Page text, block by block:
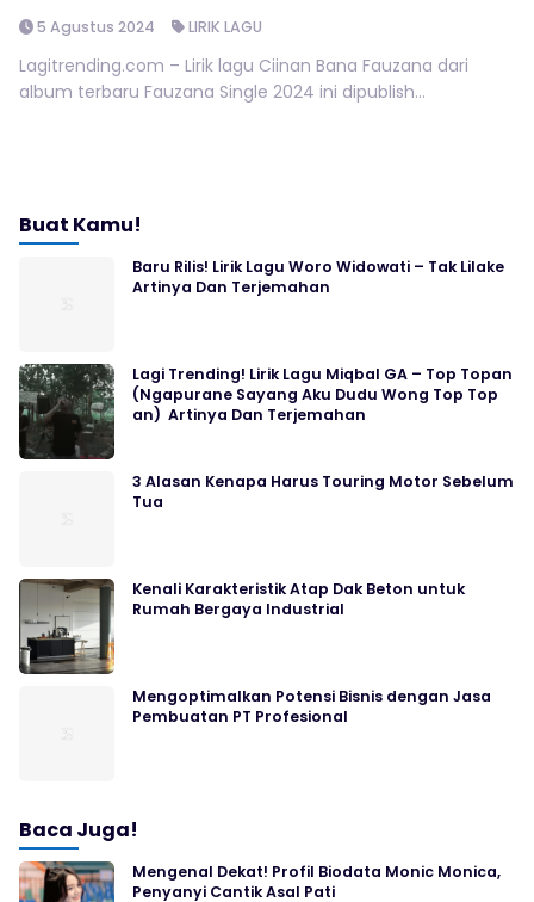
5 Agustus 2024 LIRIK LAGU
Lagitrending.com – Lirik lagu Ciinan Bana Fauzana dari
album terbaru Fauzana Single 2024 ini dipublish...
Buat Kamu!
Baru Rilis! Lirik Lagu Woro Widowati – Tak Lilake
Artinya Dan Terjemahan
Lagi Trending! Lirik Lagu Miqbal GA – Top Topan
(Ngapurane Sayang Aku Dudu Wong Top Top
an) Artinya Dan Terjemahan
3 Alasan Kenapa Harus Touring Motor Sebelum
Tua
Kenali Karakteristik Atap Dak Beton untuk
Rumah Bergaya Industrial
Mengoptimalkan Potensi Bisnis dengan Jasa
Pembuatan PT Profesional
Baca Juga!
Mengenal Dekat! Profil Biodata Monic Monica,
Penyanyi Cantik Asal Pati